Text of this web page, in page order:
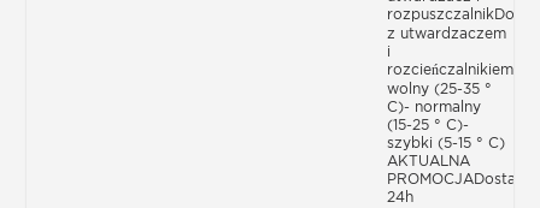
z utwardzaczem
i
rozcieńczalnikiem-
wolny (25-35 °
C)- normalny
(15-25 ° C)-
szybki (5-15 ° C)
AKTUALNA
PROMOCJADostawa
24h